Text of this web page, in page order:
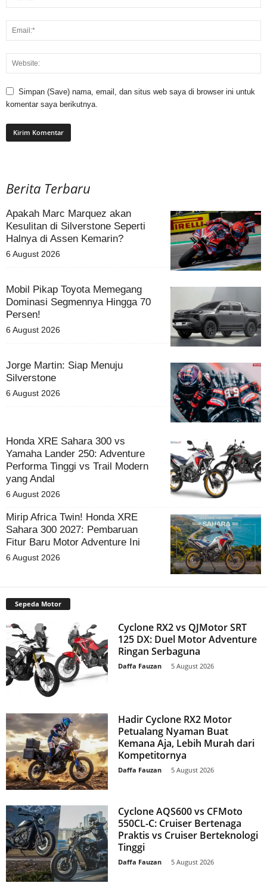
Simpan (Save) nama, email, dan situs web saya di browser ini untuk
komentar saya berikutnya.
Berita Terbaru
Apakah Marc Marquez akan
Kesulitan di Silverstone Seperti
Halnya di Assen Kemarin?
6 August 2026
Mobil Pikap Toyota Memegang
Dominasi Segmennya Hingga 70
Persen!
6 August 2026
Jorge Martin: Siap Menuju
Silverstone
6 August 2026
Honda XRE Sahara 300 vs
Yamaha Lander 250: Adventure
Performa Tinggi vs Trail Modern
yang Andal
6 August 2026
Mirip Africa Twin! Honda XRE
Sahara 300 2027: Pembaruan
Fitur Baru Motor Adventure Ini
6 August 2026
Sepeda Motor
Cyclone RX2 vs QJMotor SRT
125 DX: Duel Motor Adventure
Ringan Serbaguna
Daffa Fauzan 5 August 2026
Hadir Cyclone RX2 Motor
Petualang Nyaman Buat
Kemana Aja, Lebih Murah dari
Kompetitornya
Daffa Fauzan 5 August 2026
Cyclone AQS600 vs CFMoto
550CL-C: Cruiser Bertenaga
Praktis vs Cruiser Berteknologi
Tinggi
Daffa Fauzan 5 August 2026